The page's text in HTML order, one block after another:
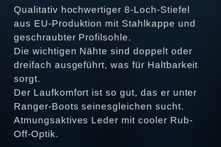
Qualitativ hochwertiger 8-Loch-Stiefel
aus EU-Produktion mit Stahlkappe und
geschraubter Profilsohle.
Die wichtigen Nähte sind doppelt oder
dreifach ausgeführt, was für Haltbarkeit
sorgt.
Der Laufkomfort ist so gut, das er unter
Ranger-Boots seinesgleichen sucht.
Atmungsaktives Leder mit cooler Rub-
Off-Optik.